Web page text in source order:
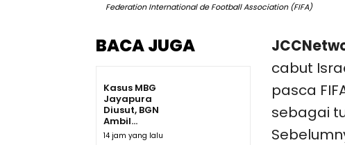
Federation International de Football Association (FIFA)
BACA JUGA
Kasus MBG
Jayapura
Diusut, BGN
Ambil...
14 jam yang lalu
cabut
pasca
sebagai